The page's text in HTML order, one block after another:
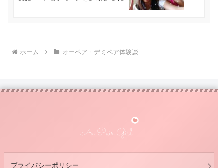
ホーム オーペア・デミペア体験談
プライバシーポリシー